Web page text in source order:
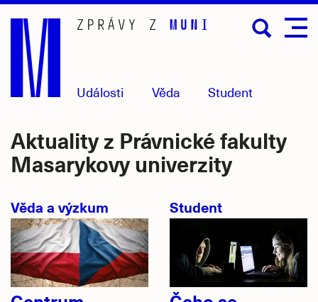
Přejít
hlavní
obsah
Události Věda Student
Aktuality z Právnické fakulty
Masarykovy univerzity
Věda a výzkum Student